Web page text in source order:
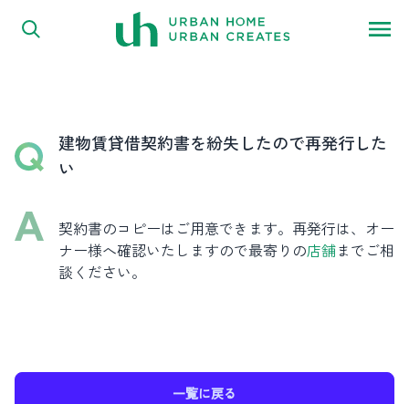
FAQ
建物賃貸借契約書を紛失したので再発行した
い
契約書のコピーはご用意できます。再発行は、オー
ナー様へ確認いたしますので最寄りの店舗までご相
談ください。
一覧に戻る